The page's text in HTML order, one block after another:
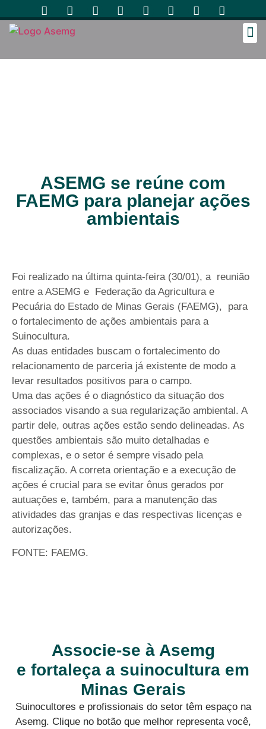
ASEMG se reúne com
FAEMG para planejar ações
ambientais
Foi realizado na última quinta-feira (30/01), a reunião
entre a ASEMG e Federação da Agricultura e
Pecuária do Estado de Minas Gerais (FAEMG), para
o fortalecimento de ações ambientais para a
Suinocultura.
As duas entidades buscam o fortalecimento do
relacionamento de parceria já existente de modo a
levar resultados positivos para o campo.
Uma das ações é o diagnóstico da situação dos
associados visando a sua regularização ambiental. A
partir dele, outras ações estão sendo delineadas. As
questões ambientais são muito detalhadas e
complexas, e o setor é sempre visado pela
fiscalização. A correta orientação e a execução de
ações é crucial para se evitar ônus gerados por
autuações e, também, para a manutenção das
atividades das granjas e das respectivas licenças e
autorizações.
FONTE: FAEMG.
Associe-se à Asemg
e fortaleça a suinocultura em
Minas Gerais
Suinocultores e profissionais do setor têm espaço na
Asemg. Clique no botão que melhor representa você,